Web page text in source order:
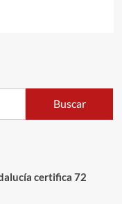
Buscar
certifica 72